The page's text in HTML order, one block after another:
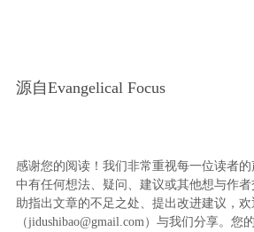
源自Evangelical Focus
感谢您的阅读！我们非常重视每一位读者
中有任何想法、疑问、建议或其他想与作
助指出文章的不足之处、提出改进建议，
（jidushibao@gmail.com）与我们分享。您